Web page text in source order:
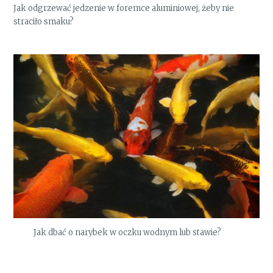
Jak odgrzewać jedzenie w foremce aluminiowej, żeby nie
straciło smaku?
Jak dbać o narybek w oczku wodnym lub stawie?